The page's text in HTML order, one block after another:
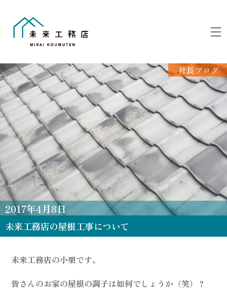
社長ブログ
2017年4月8日
未来工務店の屋根工事について
未来工務店の小栗です。
皆さんのお家の屋根の調子は如何でしょうか（笑）？